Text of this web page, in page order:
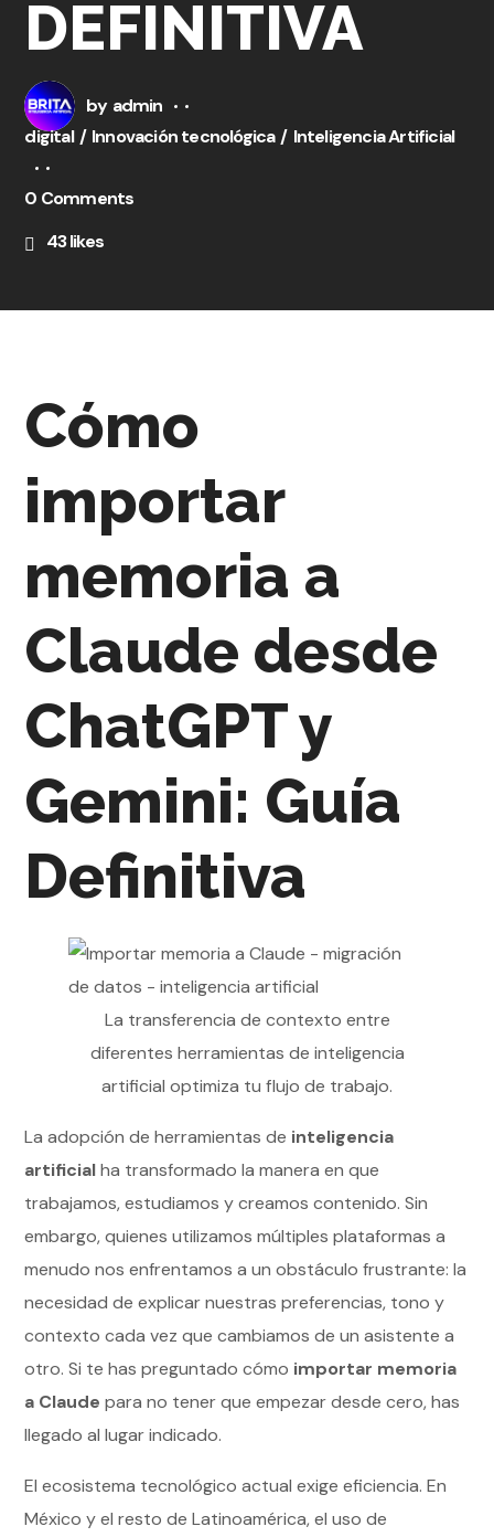
DEFINITIVA
by admin
digital
Innovación tecnológica Inteligencia Artificial
0 Comments
43likes
Cómo
importar
memoria a
Claude desde
ChatGPT y
Gemini: Guía
Definitiva
La transferencia de contexto entre
diferentes herramientas de inteligencia
artificial optimiza tu flujo de trabajo.
La adopción de herramientas de inteligencia
artificialha transformado la manera en que
trabajamos, estudiamos y creamos contenido. Sin
embargo, quienes utilizamos múltiples plataformas a
menudo nos enfrentamos a un obstáculo frustrante: la
necesidad de explicar nuestras preferencias, tono y
contexto cada vez que cambiamos de un asistente a
otro. Si te has preguntado cómo importar memoria
a Claude para no tener que empezar desde cero, has
llegado al lugar indicado.
El ecosistema tecnológico actual exige eficiencia. En
México y el resto de Latinoamérica, el uso de